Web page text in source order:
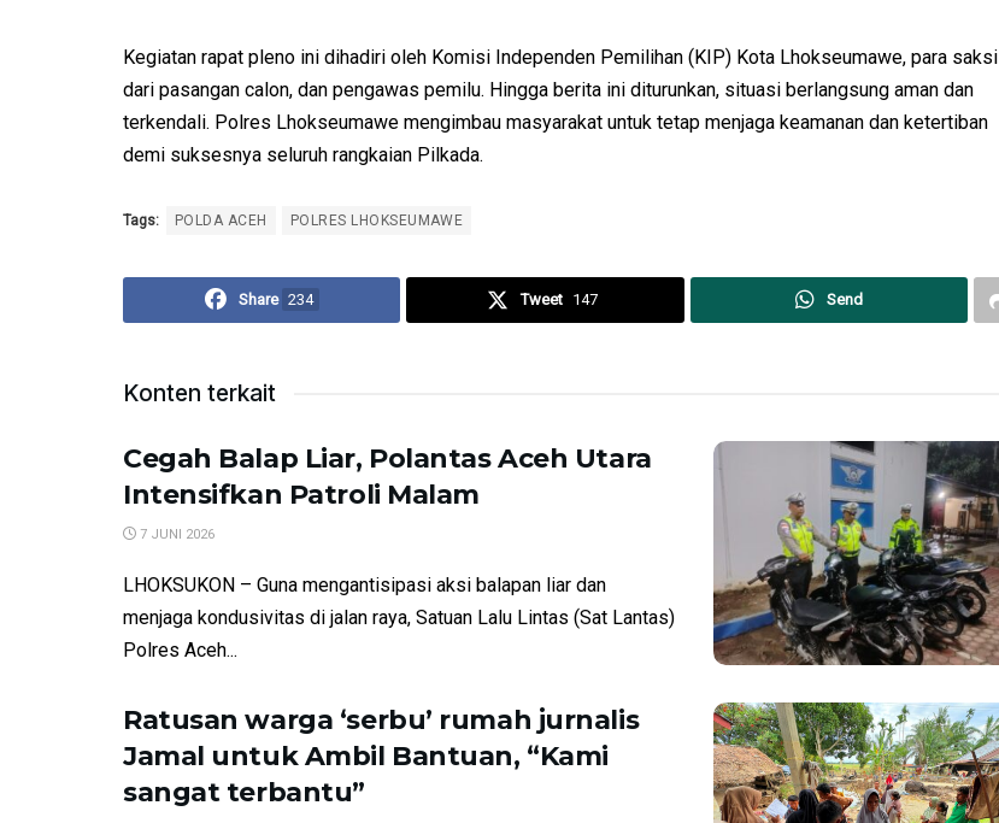
Kegiatan rapat pleno ini dihadiri oleh Komisi Independen Pemilihan (KIP) Kota Lhokseumawe, para saksi
dari pasangan calon, dan pengawas pemilu. Hingga berita ini diturunkan, situasi berlangsung aman dan
terkendali. Polres Lhokseumawe mengimbau masyarakat untuk tetap menjaga keamanan dan ketertiban
demi suksesnya seluruh rangkaian Pilkada.
Tags: POLDA ACEH POLRES LHOKSEUMAWE
Share 234 Tweet 147 Send
Konten terkait
Cegah Balap Liar, Polantas Aceh Utara
Intensifkan Patroli Malam
7 JUNI 2026
​LHOKSUKON – Guna mengantisipasi aksi balapan liar dan
menjaga kondusivitas di jalan raya, Satuan Lalu Lintas (Sat Lantas)
Polres Aceh...
Ratusan warga ‘serbu’ rumah jurnalis
Jamal untuk Ambil Bantuan, “Kami
sangat terbantu”